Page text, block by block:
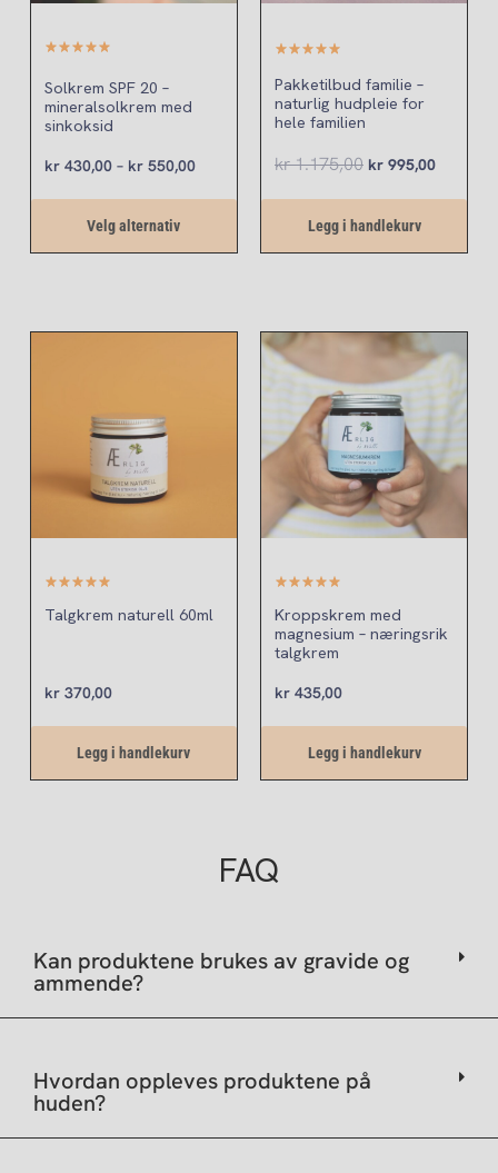
Solkrem SPF 20 –
mineralsolkrem med
sinkoksid
kr430,00 – kr550,00
Velg alternativ
produktsiden
Pakketilbud familie –
naturlig hudpleie for
hele familien
kr1.175,00 kr 995,00
Legg i handlekurv
Talgkrem naturell 60ml
kr370,00
Legg i handlekurv
Kroppskrem med
magnesium – næringsrik
talgkrem
kr 435,00
Legg i handlekurv
FAQ
Kan produktene brukes av gravide og
ammende?
Hvordan oppleves produktene på
huden?